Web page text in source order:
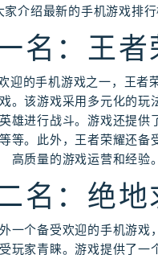
家介绍最新的手机游戏排行
名：王者
迎的手机游戏之一，王者
。该游戏采用多元化的玩
雄进行战斗。游戏还提供
等。此外，王者荣耀还备
高质量的游戏运营和经验。
名：绝地
一个备受欢迎的手机游戏
玩家青睐。游戏提供了一